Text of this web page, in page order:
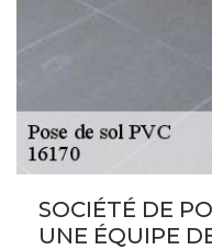
SOCIÉTÉ DE
UNE ÉQUIPE